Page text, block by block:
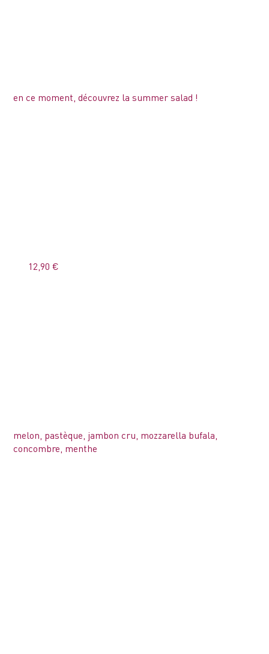
en ce moment, découvrez la summer salad !
12,90 €
melon, pastèque, jambon cru, mozzarella bufala,
concombre, menthe